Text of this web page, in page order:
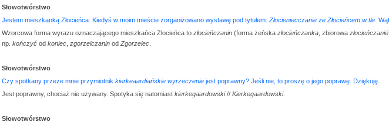
Słowotwórstwo
Jestem mieszkanką Złocieńca. Kiedyś w moim mieście zorganizowano wystawę pod tytułem: Złocieniecczanie ze Złocieńcem w tle .
Wzorcowa forma wyrazu oznaczającego mieszkańca Złocieńca to złocieńczanin (forma żeńska złocieńczanka , zbiorowa złocieńczanie
np. kończyć od koniec zgorzelczanin od Zgorzelec
Słowotwórstwo
Czy spotkany przeze mnie przymiotnik kierkeaardiańskie wyrzeczenie jest poprawny? Jeśli nie, to proszę o jego poprawę. Dziękuję.
Jest poprawny, chociaż nie używany. Spotyka się natomiast kierkegaardowski// Kierkegaardowski.
Słowotwórstwo